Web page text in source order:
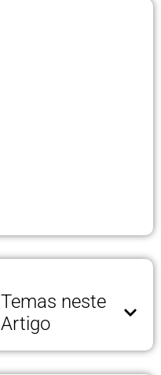
Temas neste
Artigo